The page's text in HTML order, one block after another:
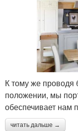
К тому же проводя
положении, мы
обеспечивает нам
читать дальше →